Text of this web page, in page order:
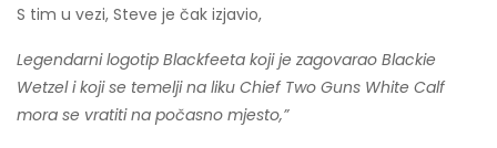
S tim u vezi, Steve je čak izjavio,
Legendarni logotip Blackfeeta koji je zagovarao Blackie
Wetzel i koji se temelji na liku Chief Two Guns White Calf
mora se vratiti na počasno mjesto,”